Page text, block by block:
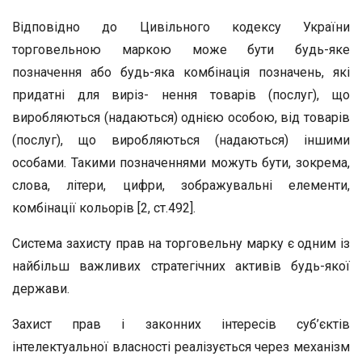
Відповідно до Цивільного кодексу України
торговельною маркою може бути будь-яке
позначення або будь-яка комбінація позначень, які
придатні для виріз- нення товарів (послуг), що
виробляються (надаються) однією особою, від товарів
(послуг), що виробляються (надаються) іншими
особами. Такими позначеннями можуть бути, зокрема,
слова, літери, цифри, зображувальні елементи,
комбінації кольорів [2, ст.492].
Система захисту прав на торговельну марку є одним із
найбільш важливих стратегічних активів будь-якої
держави.
Захист прав і законних інтересів суб’єктів
інтелектуальної власності реалізується через механізм